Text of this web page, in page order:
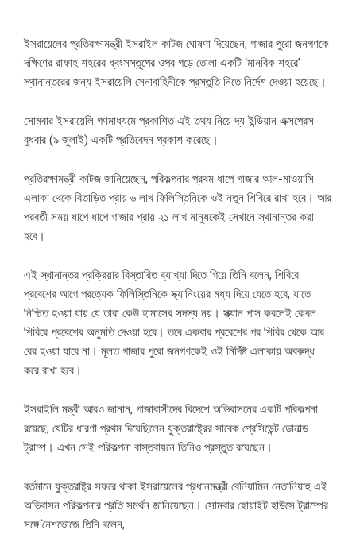
ইসরায়েলের প্রতিরক্ষামন্ত্রী ইসরাইল কাটজ ঘোষণা দিয়েছেন, গাজার পুরো জনগণকে
দক্ষিণের রাফাহ শহরের ধ্বংসস্তূপের ওপর গড়ে তোলা একটি ‘মানবিক শহরে’
স্থানান্তরের জন্য ইসরায়েলি সেনাবাহিনীকে প্রস্তুতি নিতে নির্দেশ দেওয়া হয়েছে।
সোমবার ইসরায়েলি গণমাধ্যমে প্রকাশিত এই তথ্য নিয়ে দ্য ইন্ডিয়ান এক্সপ্রেস
বুধবার (৯ জুলাই) একটি প্রতিবেদন প্রকাশ করেছে।
প্রতিরক্ষামন্ত্রী কাটজ জানিয়েছেন, পরিকল্পনার প্রথম ধাপে গাজার আল-মাওয়াসি
এলাকা থেকে বিতাড়িত প্রায় ৬ লাখ ফিলিস্তিনিকে ওই নতুন শিবিরে রাখা হবে। আর
পরবর্তী সময় ধাপে ধাপে গাজার প্রায় ২১ লাখ মানুষকেই সেখানে স্থানান্তর করা
হবে।
এই স্থানান্তর প্রক্রিয়ার বিস্তারিত ব্যাখ্যা দিতে গিয়ে তিনি বলেন, শিবিরে
প্রবেশের আগে প্রত্যেক ফিলিস্তিনিকে স্ক্যানিংয়ের মধ্য দিয়ে যেতে হবে, যাতে
নিশ্চিত হওয়া যায় যে তারা কেউ হামাসের সদস্য নয়। স্ক্যান পাস করলেই কেবল
শিবিরে প্রবেশের অনুমতি দেওয়া হবে। তবে একবার প্রবেশের পর শিবির থেকে আর
বের হওয়া যাবে না। মূলত গাজার পুরো জনগণকেই ওই নির্দিষ্ট এলাকায় অবরুদ্ধ
করে রাখা হবে।
ইসরাইলি মন্ত্রী আরও জানান, গাজাবাসীদের বিদেশে অভিবাসনের একটি পরিকল্পনা
রয়েছে, যেটির ধারণা প্রথম দিয়েছিলেন যুক্তরাষ্ট্রের সাবেক প্রেসিডেন্ট ডোনাল্ড
ট্রাম্প। এখন সেই পরিকল্পনা বাস্তবায়নে তিনিও প্রস্তুত রয়েছেন।
বর্তমানে যুক্তরাষ্ট্র সফরে থাকা ইসরায়েলের প্রধানমন্ত্রী বেনিয়ামিন নেতানিয়াহু এই
অভিবাসন পরিকল্পনার প্রতি সমর্থন জানিয়েছেন। সোমবার হোয়াইট হাউসে ট্রাম্পের
সঙ্গে নৈশভোজে তিনি বলেন,